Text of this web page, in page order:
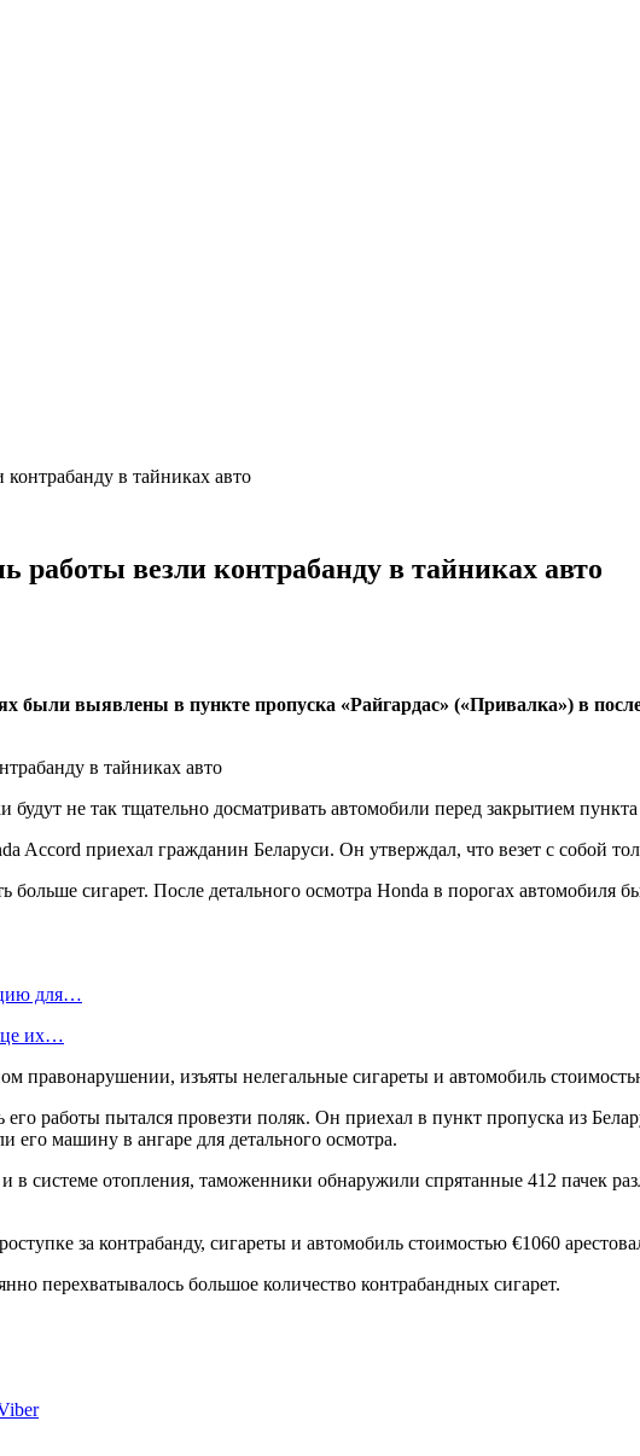
в тайниках авто
работы везли контрабанду в тайниках авто
были выявлены в пункте пропуска «Райгардас» («Привалка») в
не так тщательно досматривать автомобили перед закрытием
Accord приехал гражданин Беларуси. Он утверждал, что везет с собой
сигарет. После детального осмотра Honda в порогах автомобиля
для…
их…
правонарушении, изъяты нелегальные сигареты и автомобиль
работы пытался провезти поляк. Он приехал в пункт пропуска из
его машину в ангаре для детального осмотра.
системе отопления, таможенники обнаружили спрятанные 412 пачек
за контрабанду, сигареты и автомобиль стоимостью €1060
перехватывалось большое количество контрабандных сигарет.